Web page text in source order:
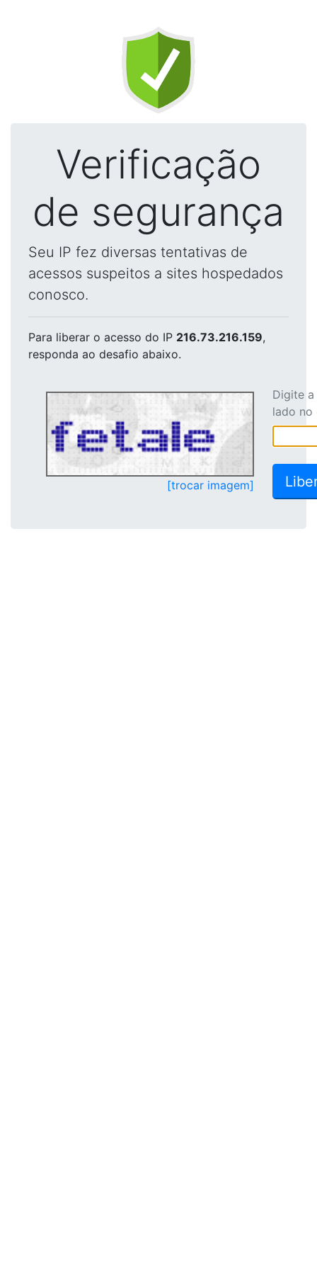
Verificação
de segurança
Seu IP fez diversas tentativas de
acessos suspeitos a sites hospedados
conosco.
Para liberar o acesso do IP 216.73.216.159,
responda ao desafio abaixo.
[trocar imagem]
Digite
lado no